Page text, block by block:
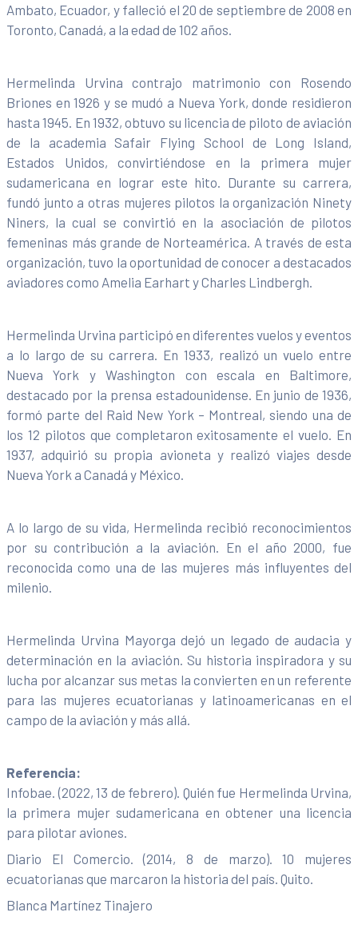
Ambato, Ecuador, y falleció el 20 de septiembre de 2008 en
Toronto, Canadá, a la edad de 102 años.
Hermelinda Urvina contrajo matrimonio con Rosendo
Briones en 1926 y se mudó a Nueva York, donde residieron
hasta 1945. En 1932, obtuvo su licencia de piloto de aviación
de la academia Safair Flying School de Long Island,
Estados Unidos, convirtiéndose en la primera mujer
sudamericana en lograr este hito. Durante su carrera,
fundó junto a otras mujeres pilotos la organización Ninety
Niners, la cual se convirtió en la asociación de pilotos
femeninas más grande de Norteamérica. A través de esta
organización, tuvo la oportunidad de conocer a destacados
aviadores como Amelia Earhart y Charles Lindbergh.
Hermelinda Urvina participó en diferentes vuelos y eventos
a lo largo de su carrera. En 1933, realizó un vuelo entre
Nueva York y Washington con escala en Baltimore,
destacado por la prensa estadounidense. En junio de 1936,
formó parte del Raid New York – Montreal, siendo una de
los 12 pilotos que completaron exitosamente el vuelo. En
1937, adquirió su propia avioneta y realizó viajes desde
Nueva York a Canadá y México.
A lo largo de su vida, Hermelinda recibió reconocimientos
por su contribución a la aviación. En el año 2000, fue
reconocida como una de las mujeres más influyentes del
milenio.
Hermelinda Urvina Mayorga dejó un legado de audacia y
determinación en la aviación. Su historia inspiradora y su
lucha por alcanzar sus metas la convierten en un referente
para las mujeres ecuatorianas y latinoamericanas en el
campo de la aviación y más allá.
Referencia:
Infobae. (2022, 13 de febrero). Quién fue Hermelinda Urvina,
la primera mujer sudamericana en obtener una licencia
para pilotar aviones.
Diario El Comercio. (2014, 8 de marzo). 10 mujeres
ecuatorianas que marcaron la historia del país. Quito.
Blanca Martínez Tinajero